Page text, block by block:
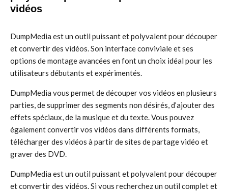
vidéos
DumpMedia est un outil puissant et polyvalent pour découper
et convertir des vidéos. Son interface conviviale et ses
options de montage avancées en font un choix idéal pour les
utilisateurs débutants et expérimentés.
DumpMedia vous permet de découper vos vidéos en plusieurs
parties, de supprimer des segments non désirés, d’ajouter des
effets spéciaux, de la musique et du texte. Vous pouvez
également convertir vos vidéos dans différents formats,
télécharger des vidéos à partir de sites de partage vidéo et
graver des DVD.
DumpMedia est un outil puissant et polyvalent pour découper
et convertir des vidéos. Si vous recherchez un outil complet et